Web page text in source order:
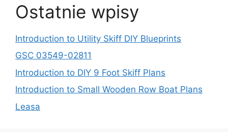
Ostatnie wpisy
Introduction to Utility Skiff DIY Blueprints
GSC 03549-02811
Introduction to DIY 9 Foot Skiff Plans
Introduction to Small Wooden Row Boat Plans
Leasa